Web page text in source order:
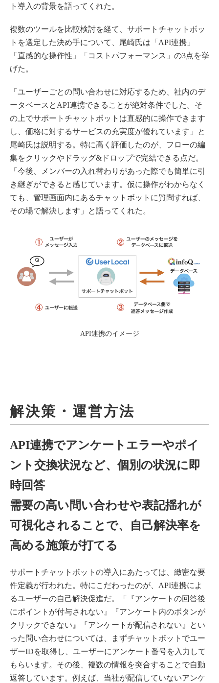
ト導入の背景を語ってくれた。
複数のツールを比較検討を経て、サポートチャットボッ
トを選定した決め手について、尾崎氏は「API連携」
「直感的な操作性」「コストパフォーマンス」の3点を挙
げた。
「ユーザーごとの問い合わせに対応するため、社内のデ
ータベースとAPI連携できることが絶対条件でした。そ
の上でサポートチャットボットは直感的に操作できます
し、価格に対するサービスの充実度が優れています」と
尾崎氏は説明する。特に高く評価したのが、フローの編
集をクリックやドラッグ&ドロップで完結できる点だ。
「今後、メンバーの入れ替わりがあった際でも簡単に引
き継ぎができると感じています。仮に操作がわからなく
ても、管理画面内にあるチャットボットに質問すれば、
その場で解決します」と語ってくれた。
API連携のイメージ
解決策・運営方法
API連携でアンケートエラーやポイ
ント交換状況など、個別の状況に即
時回答
需要の高い問い合わせや表記揺れが
可視化されることで、自己解決率を
高める施策が打てる
サポートチャットボットの導入にあたっては、緻密な要
件定義が行われた。特にこだわったのが、API連携によ
るユーザーの自己解決促進だ。「『アンケートの回答後
にポイントが付与されない』『アンケート内のボタンが
クリックできない』『アンケートが配信されない』とい
った問い合わせについては、まずチャットボットでユー
ザーIDを取得し、ユーザーにアンケート番号を入力して
もらいます。その後、複数の情報を突合することで自動
返答しています。例えば、当社が配信していないアンケ